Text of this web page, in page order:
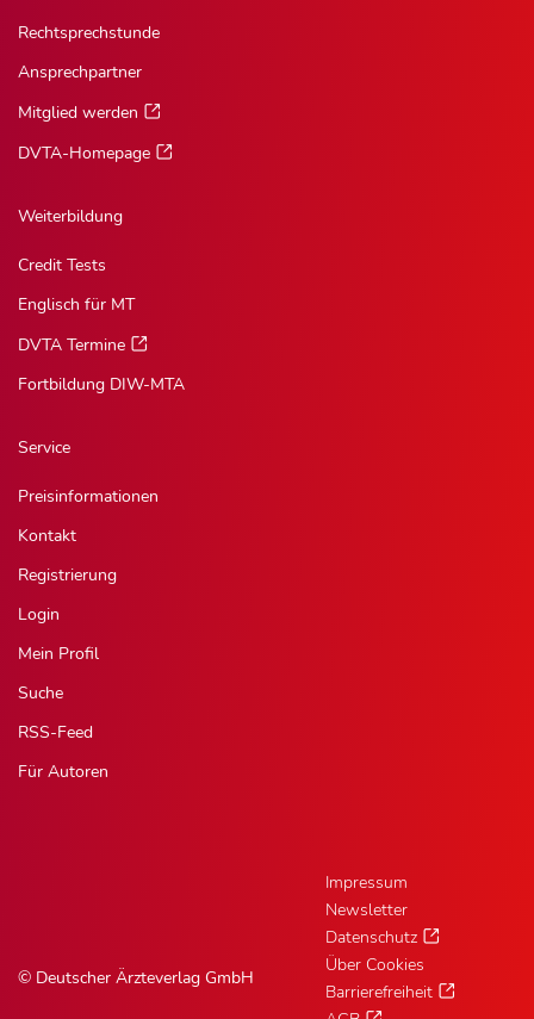
Rechtsprechstunde
Ansprechpartner
Mitglied werden
DVTA-Homepage
Weiterbildung
Credit Tests
Englisch für MT
DVTA Termine
Fortbildung DIW-MTA
Service
Preisinformationen
Kontakt
Registrierung
Login
Mein Profil
Suche
RSS-Feed
Für Autoren
© Deutscher Ärzteverlag GmbH
Impressum
Newsletter
Datenschutz
Über Cookies
Barrierefreiheit